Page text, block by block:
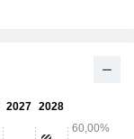
connexes.